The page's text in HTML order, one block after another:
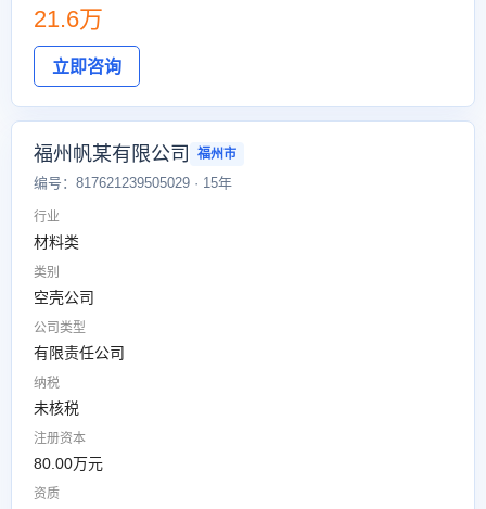
21.6万
立即咨询
福州帆某有限公司 福州市
编号：817621239505029 · 15年
行业
材料类
类别
空壳公司
公司类型
有限责任公司
纳税
未核税
注册资本
80.00万元
资质